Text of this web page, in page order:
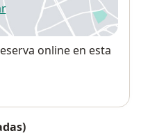
en una nueva
online en esta